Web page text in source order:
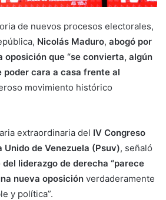
de nuevos procesos electorales,
Nicolás Maduro, abogó por
oposición que “se convierta, algún
poder cara a casa frente al
movimiento histórico
extraordinaria del IV Congreso
de Venezuela (Psuv), señaló
liderazgo de derecha “parece
nueva oposición verdaderamente
y política”.